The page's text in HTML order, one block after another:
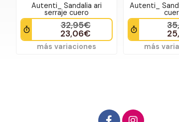
Autenti_ Sandalia ari
serraje cuero
32,95€
23,06€
más variaciones
Autenti_
más